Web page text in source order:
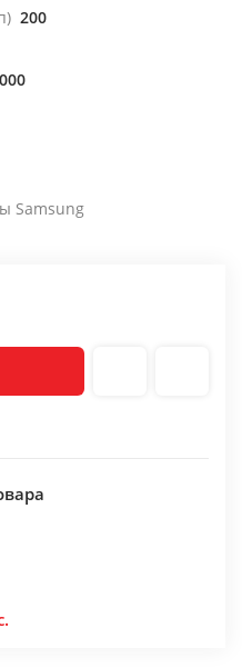
200
Samsung